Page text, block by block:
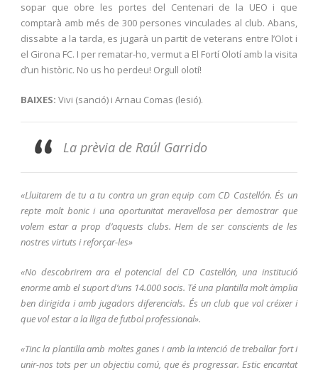
sopar que obre les portes del Centenari de la UEO i que
comptarà amb més de 300 persones vinculades al club. Abans,
dissabte a la tarda, es jugarà un partit de veterans entre l’Olot i
el Girona FC. I per rematar-ho, vermut a El Fortí Olotí amb la visita
d’un històric. No us ho perdeu! Orgull olotí!
BAIXES: Vivi (sanció) i Arnau Comas (lesió).
La prèvia de Raúl Garrido
«Lluitarem de tu a tu contra un gran equip com CD Castellón. És un
repte molt bonic i una oportunitat meravellosa per demostrar que
volem estar a prop d’aquests clubs. Hem de ser conscients de les
nostres virtuts i reforçar-les»
«No descobrirem ara el potencial del CD Castellón, una institució
enorme amb el suport d’uns 14.000 socis. Té una plantilla molt àmplia
ben dirigida i amb jugadors diferencials. És un club que vol créixer i
que vol estar a la lliga de futbol professional».
«Tinc la plantilla amb moltes ganes i amb la intenció de treballar fort i
unir-nos tots per un objectiu comú, que és progressar. Estic encantat